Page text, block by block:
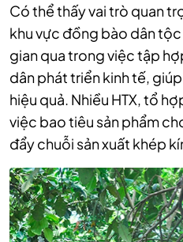
Có thể thấy vai trò quan
khu vực đồng bào dân
gian qua trong việc tập
dân phát triển kinh tế,
hiệu quả. Nhiều HTX, tổ
việc bao tiêu sản phẩm
đẩy chuỗi sản xuất khép